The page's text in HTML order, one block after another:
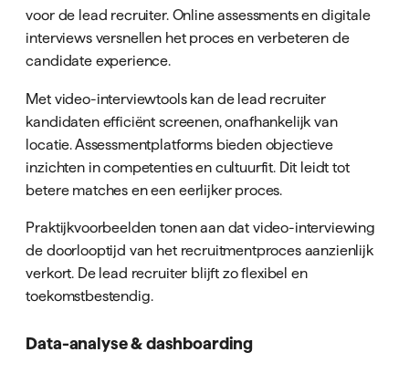
voor de lead recruiter. Online assessments en digitale
interviews versnellen het proces en verbeteren de
candidate experience.
Met video-interviewtools kan de lead recruiter
kandidaten efficiënt screenen, onafhankelijk van
locatie. Assessmentplatforms bieden objectieve
inzichten in competenties en cultuurfit. Dit leidt tot
betere matches en een eerlijker proces.
Praktijkvoorbeelden tonen aan dat video-interviewing
de doorlooptijd van het recruitmentproces aanzienlijk
verkort. De lead recruiter blijft zo flexibel en
toekomstbestendig.
Data-analyse & dashboarding